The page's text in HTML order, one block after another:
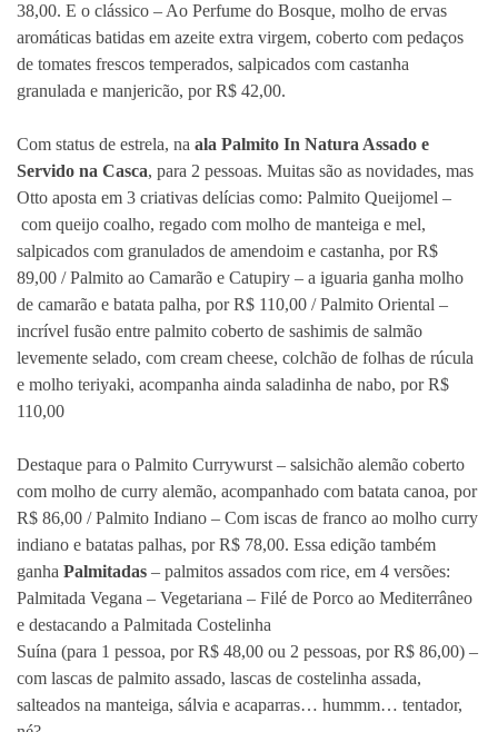
38,00. E o clássico – Ao Perfume do Bosque, molho de ervas
aromáticas batidas em azeite extra virgem, coberto com pedaços
de tomates frescos temperados, salpicados com castanha
granulada e manjericão, por R$ 42,00.
Com status de estrela, na ala Palmito In Natura Assado e
Servido na Casca, para 2 pessoas. Muitas são as novidades, mas
Otto aposta em 3 criativas delícias como: Palmito Queijomel –
com queijo coalho, regado com molho de manteiga e mel,
salpicados com granulados de amendoim e castanha, por R$
89,00 / Palmito ao Camarão e Catupiry – a iguaria ganha molho
de camarão e batata palha, por R$ 110,00 / Palmito Oriental –
incrível fusão entre palmito coberto de sashimis de salmão
levemente selado, com cream cheese, colchão de folhas de rúcula
e molho teriyaki, acompanha ainda saladinha de nabo, por R$
110,00
Destaque para o Palmito Currywurst – salsichão alemão coberto
com molho de curry alemão, acompanhado com batata canoa, por
R$ 86,00 / Palmito Indiano – Com iscas de franco ao molho curry
indiano e batatas palhas, por R$ 78,00. Essa edição também
ganha Palmitadas – palmitos assados com rice, em 4 versões:
Palmitada Vegana – Vegetariana – Filé de Porco ao Mediterrâneo
e destacando a Palmitada Costelinha
Suína (para 1 pessoa, porR$ 48,00 ou 2 pessoas, por R$ 86,00) –
com lascas de palmito assado, lascas de costelinha assada,
salteados na manteiga, sálvia e acaparras… hummm… tentador,